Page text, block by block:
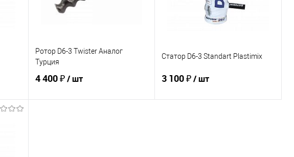
Ротор D6-3 Twister Аналог
Турция
4 400 ₽/ шт
Статор D6-3 Standart Plastimix
3 100 ₽/ шт